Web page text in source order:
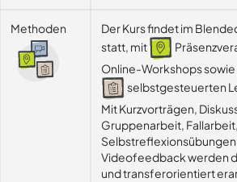
Methoden
Der Kurs findet im
statt, mit
Online-Workshops
selbstgesteuerten
Mit Kurzvorträgen,
Gruppenarbeit, Fallarbeit,
Videofeedback werden
und transferorientiert